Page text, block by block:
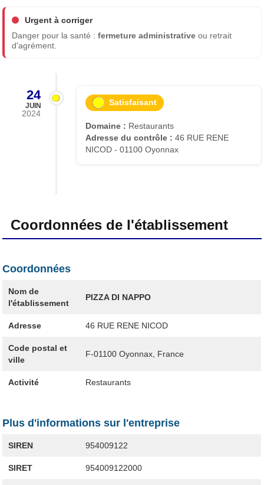
Urgent à corriger
Danger pour la santé :fermeture administrative ou retrait
d'agrément.
24
JUIN
2024
Satisfaisant
Domaine : Restaurants
Adresse du contrôle : 46 RUE RENE
NICOD - 01100 Oyonnax
Coordonnées de l'établissement
Coordonnées
Nom de
l'établissement
PIZZA DI NAPPO
Adresse 46 RUE RENE NICOD
Code postal et
ville
F-01100 Oyonnax, France
Activité Restaurants
Plus d'informations sur l'entreprise
SIREN 954009122
SIRET 954009122000